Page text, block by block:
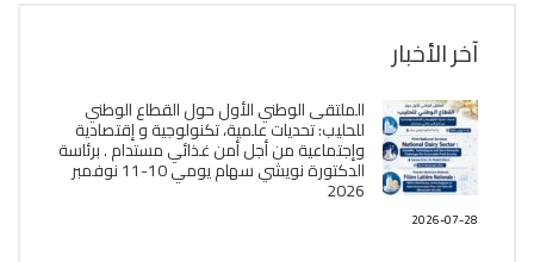
آخر الأخبار
الملتقى الوطني الأول حول القطاع الوطني
للحليب: تحديات علمية، تكنولوجية و إقتصادية
وإجتماعية من أجل أمن غذائي مستدام . برئاسة
الدكتورة نويشي سهام يومي 10-11 نوفمبر
2026
2026-07-28